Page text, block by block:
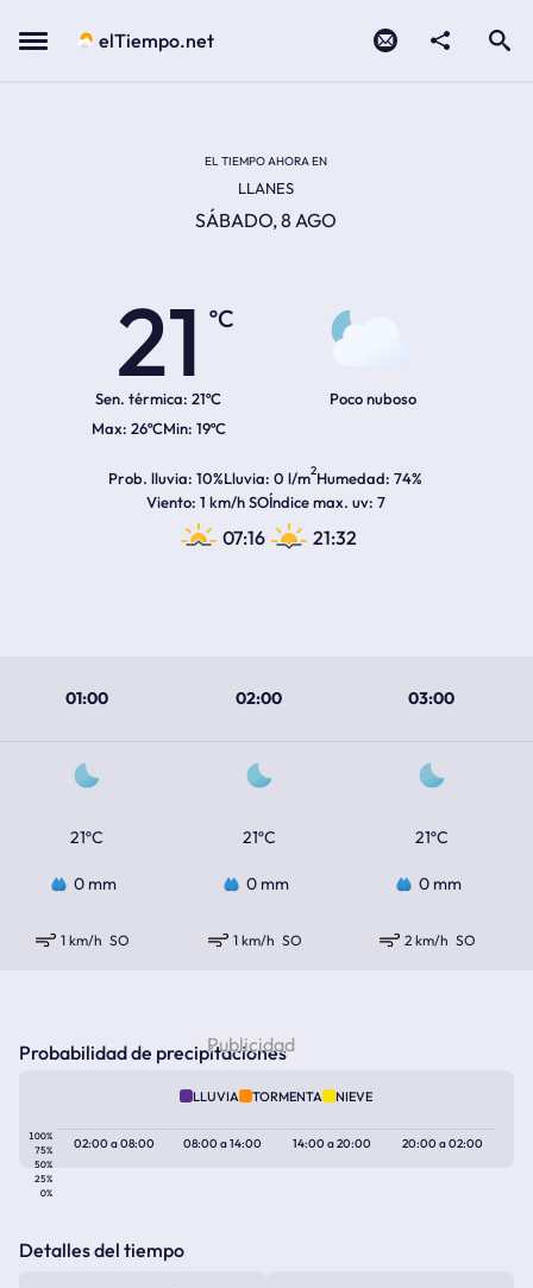
Menu elTiempo.net
EL TIEMPO AHORA EN
LLANES
SÁBADO, 8 AGO
21
ºC
Sen. térmica: 21ºC
26ºC 19ºC
Poco nuboso
Prob. lluvia 10%Lluvia 0 l/m2Humedad 74%
Viento 1 km/h SOÍndice max. uv 7
07:16 21:32
01:00 02:00 03:00
21ºC 21ºC 21ºC
0 mm 0 mm 0 mm
1 km/h SO 1 km/h SO 2 km/h SO
Probabilidad de precipitaciones
LLUVIA TORMENTA NIEVE
100%
75%
50%
25%
0%
02:00a08:00 08:00a14:00 14:00a20:00 20:00a02:00
Detalles del tiempo